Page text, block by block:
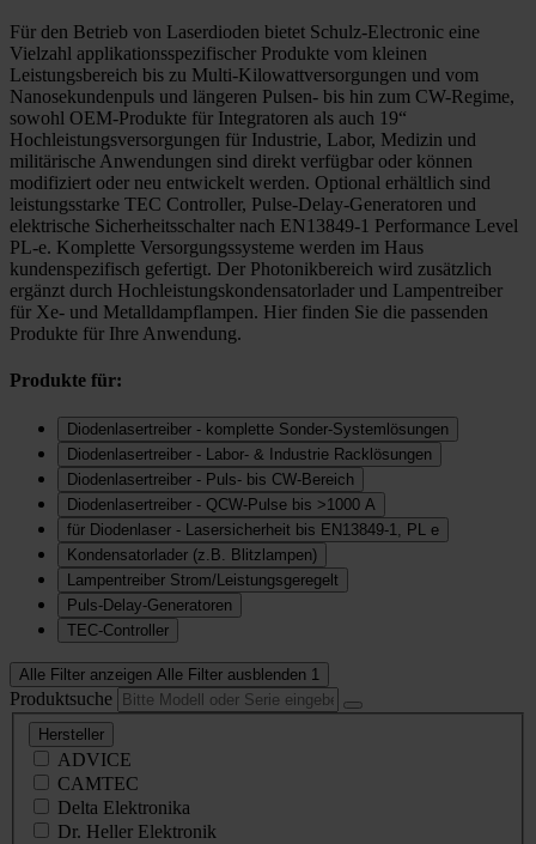
Für den Betrieb von Laserdioden bietet Schulz-Electronic eine
Vielzahl applikationsspezifischer Produkte vom kleinen
Leistungsbereich bis zu Multi-Kilowattversorgungen und vom
Nanosekundenpuls und längeren Pulsen- bis hin zum CW-Regime,
sowohl OEM-Produkte für Integratoren als auch 19“
Hochleistungsversorgungen für Industrie, Labor, Medizin und
militärische Anwendungen sind direkt verfügbar oder können
modifiziert oder neu entwickelt werden. Optional erhältlich sind
leistungsstarke TEC Controller, Pulse-Delay-Generatoren und
elektrische Sicherheitsschalter nach EN13849-1 Performance Level
PL-e. Komplette Versorgungssysteme werden im Haus
kundenspezifisch gefertigt. Der Photonikbereich wird zusätzlich
ergänzt durch Hochleistungskondensatorlader und Lampentreiber
für Xe- und Metalldampflampen. Hier finden Sie die passenden
Produkte für Ihre Anwendung.
Produkte für:
Diodenlasertreiber - komplette Sonder-Systemlösungen
Diodenlasertreiber - Labor- & Industrie Racklösungen
Diodenlasertreiber - Puls- bis CW-Bereich
Diodenlasertreiber - QCW-Pulse bis >1000 A
für Diodenlaser - Lasersicherheit bis EN13849-1, PL e
Kondensatorlader (z.B. Blitzlampen)
Lampentreiber Strom/Leistungsgeregelt
Puls-Delay-Generatoren
TEC-Controller
Alle Filter anzeigen Alle Filter ausblenden 1
Produktsuche
Hersteller
ADVICE
CAMTEC
Delta Elektronika
Dr. Heller Elektronik